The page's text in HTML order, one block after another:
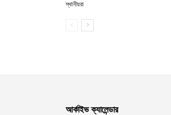
স্থানীয়রা
আর্কাইভ ক্যালেন্ডার